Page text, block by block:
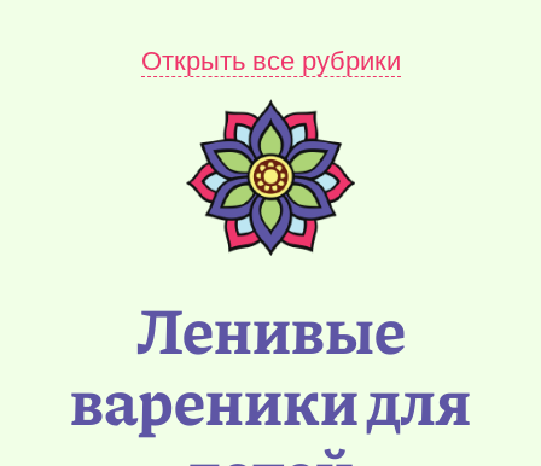
Открыть все рубрики
Ленивые
вареники для